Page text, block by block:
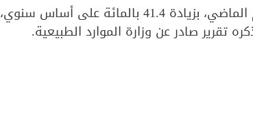
وأنتجت الصين 15.4 مليار متر مكعب من الغام الصخري خلال العام الماضي، بزيادة 41.4 بالمائة على أساس سنوي،
صادر عن وزارة الموارد الطبيعية.